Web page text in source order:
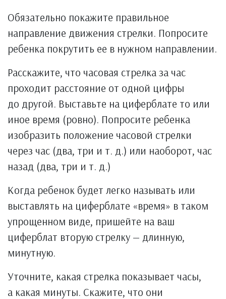
Обязательно покажите правильное
направление движения стрелки. Попросите
ребенка покрутить ее в нужном направлении.
Расскажите, что часовая стрелка за час
проходит расстояние от одной цифры
до другой. Выставьте на циферблате то или
иное время (ровно). Попросите ребенка
изобразить положение часовой стрелки
через час (два, три и т. д.) или наоборот, час
назад (два, три и т. д.)
Когда ребенок будет легко называть или
выставлять на циферблате «время» в таком
упрощенном виде, пришейте на ваш
циферблат вторую стрелку — длинную,
минутную.
Уточните, какая стрелка показывает часы,
а какая минуты. Скажите, что они